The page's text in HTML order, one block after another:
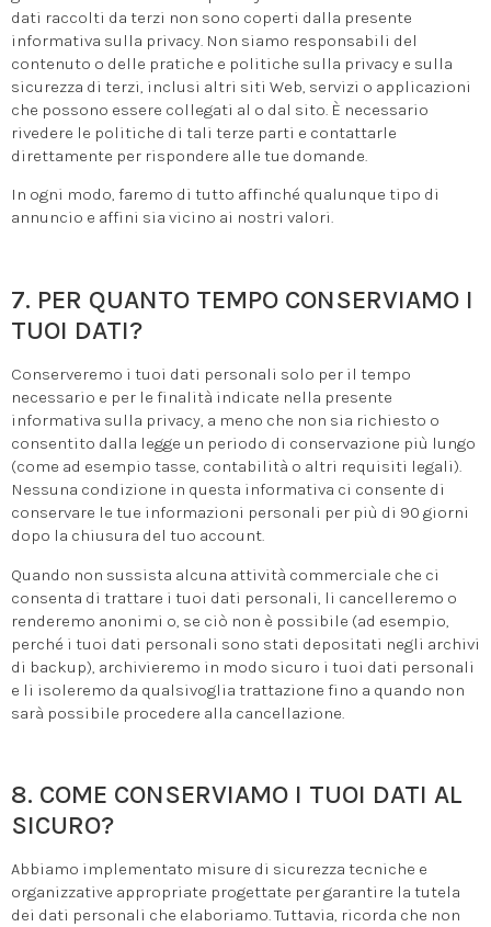
dati raccolti da terzi non sono coperti dalla presente
informativa sulla privacy. Non siamo responsabili del
contenuto o delle pratiche e politiche sulla privacy e sulla
sicurezza di terzi, inclusi altri siti Web, servizi o applicazioni
che possono essere collegati al o dal sito. È necessario
rivedere le politiche di tali terze parti e contattarle
direttamente per rispondere alle tue domande.
In ogni modo, faremo di tutto affinché qualunque tipo di
annuncio e affini sia vicino ai nostri valori.
7. PER QUANTO TEMPO CONSERVIAMO I
TUOI DATI?
Conserveremo i tuoi dati personali solo per il tempo
necessario e per le finalità indicate nella presente
informativa sulla privacy, a meno che non sia richiesto o
consentito dalla legge un periodo di conservazione più lungo
(come ad esempio tasse, contabilità o altri requisiti legali).
Nessuna condizione in questa informativa ci consente di
conservare le tue informazioni personali per più di 90 giorni
dopo la chiusura del tuo account.
Quando non sussista alcuna attività commerciale che ci
consenta di trattare i tuoi dati personali, li cancelleremo o
renderemo anonimi o, se ciò non è possibile (ad esempio,
perché i tuoi dati personali sono stati depositati negli archivi
di backup), archivieremo in modo sicuro i tuoi dati personali
e li isoleremo da qualsivoglia trattazione fino a quando non
sarà possibile procedere alla cancellazione.
8. COME CONSERVIAMO I TUOI DATI AL
SICURO?
Abbiamo implementato misure di sicurezza tecniche e
organizzative appropriate progettate per garantire la tutela
dei dati personali che elaboriamo. Tuttavia, ricorda che non